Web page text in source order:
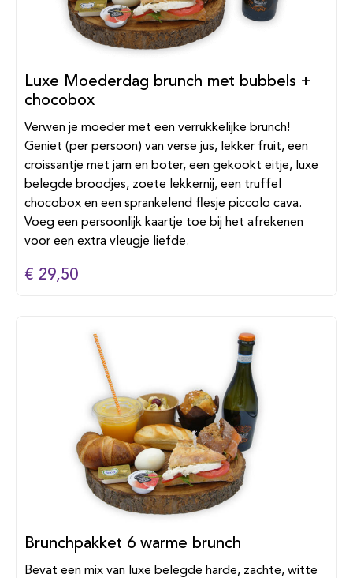
Luxe Moederdag brunch met bubbels +
chocobox
Verwen je moeder met een verrukkelijke brunch!
Geniet (per persoon) van verse jus, lekker fruit, een
croissantje met jam en boter, een gekookt eitje, luxe
belegde broodjes, zoete lekkernij, een truffel
chocobox en een sprankelend flesje piccolo cava.
Voeg een persoonlijk kaartje toe bij het afrekenen
voor een extra vleugje liefde.
€ 29,50
Brunchpakket 6 warme brunch
Bevat een mix van luxe belegde harde, zachte, witte